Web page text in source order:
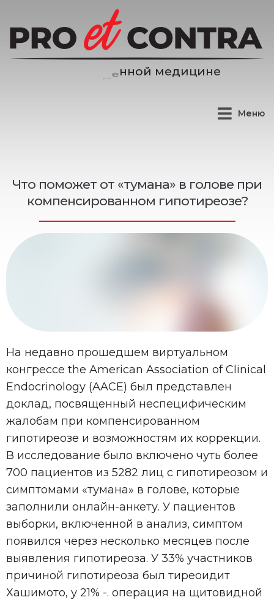
едицине
Меню
Что поможет от «тумана» в голове при
компенсированном гипотиреозе?
На недавно прошедшем виртуальном
конгрессе the American Association of Clinical
Endocrinology (AACE) был представлен
доклад, посвященный неспецифическим
жалобам при компенсированном
гипотиреозе и возможностям их коррекции.
В исследование было включено чуть более
700 пациентов из 5282 лиц с гипотиреозом и
симптомами «тумана» в голове, которые
заполнили онлайн-анкету. У пациентов
выборки, включенной в анализ, симптом
появился через несколько месяцев после
выявления гипотиреоза. У 33% участников
причиной гипотиреоза был тиреоидит
Хашимото, у 21% -. операция на щитовидной